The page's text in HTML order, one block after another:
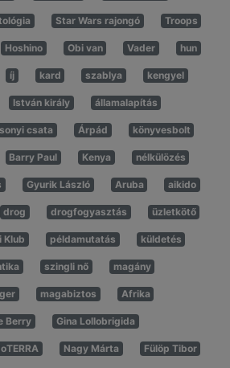
Star Wars rajongó Troops
Hoshino Obi van Vader hun
íj kard szablya kengyel
István király államalapítás
csata Árpád könyvesbolt
Barry Paul Kenya nélkülözés
Gyurik László Aruba aikido
drog drogfogyasztás üzletkötő
Klub példamutatás küldetés
szingli nő magány
magabiztos Afrika
Berry Gina Lollobrigida
Nagy Márta Fülöp Tibor